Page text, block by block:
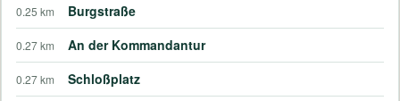
0.25 km Burgstraße
0.27 km An der Kommandantur
0.27 km Schloßplatz